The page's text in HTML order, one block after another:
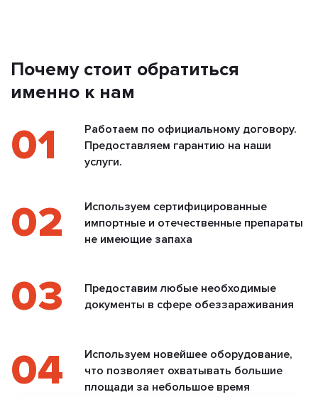
Почему стоит обратиться
именно к нам
01
Работаем по официальному договору.
Предоставляем гарантию на наши
услуги.
02
Используем сертифицированные
импортные и отечественные препараты
не имеющие запаха
03
Предоставим любые необходимые
документы в сфере обеззараживания
04
Используем новейшее оборудование,
что позволяет охватывать большие
площади за небольшое время